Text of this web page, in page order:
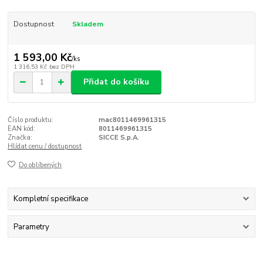
Dostupnost Skladem
1 593,00 Kč/ks
1 316,53 Kč bez DPH
Přidat do košíku
Číslo produktu:
mac8011469961315
EAN kód:
8011469961315
Značka:
SICCE S.p.A.
Hlídat cenu / dostupnost
Do oblíbených
Kompletní specifikace
Parametry